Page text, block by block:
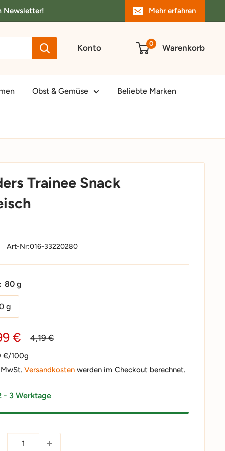
Newsletter! Mehr erfahren
Konto 0 Warenkorb
Obst & Gemüse Beliebte Marken
Trainee Snack
Art-Nr:016-33220280
80 g
g
€ Normalpreis
4,19 €
€/100g
MwSt.Versandkosten werden im Checkout berechnet.
- 3 Werktage